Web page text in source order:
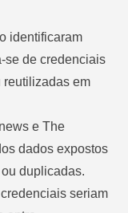
identificaram
se de credenciais
reutilizadas em
e The
dados expostos
duplicadas.
seriam